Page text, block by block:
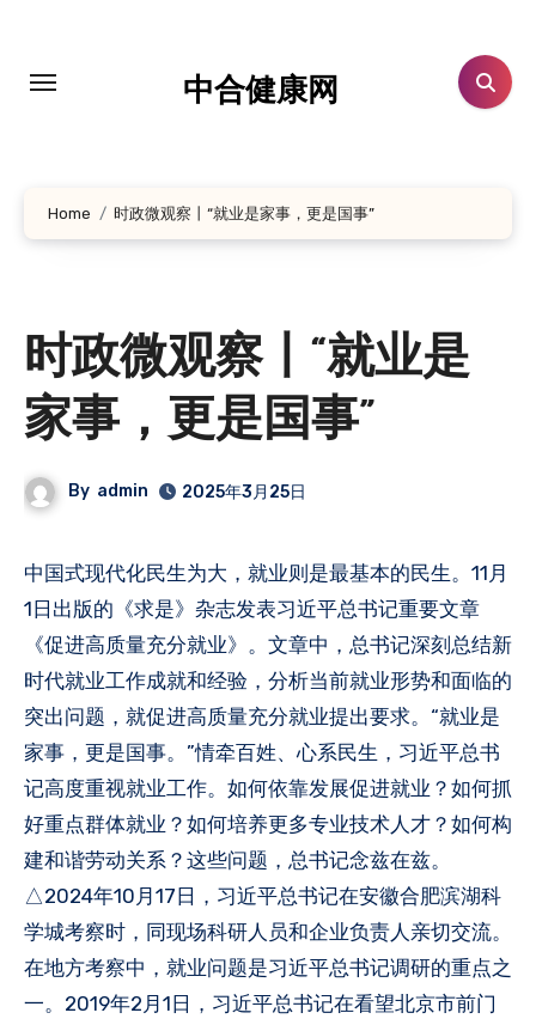
中合健康网
Home 时政微观察丨“就业是家事，更是国事”
时政微观察丨“就业是
家事，更是国事”
By admin 2025年3月25日
中国式现代化民生为大，就业则是最基本的民生。11月
1日出版的《求是》杂志发表习近平总书记重要文章
《促进高质量充分就业》。文章中，总书记深刻总结新
时代就业工作成就和经验，分析当前就业形势和面临的
突出问题，就促进高质量充分就业提出要求。“就业是
家事，更是国事。”情牵百姓、心系民生，习近平总书
记高度重视就业工作。如何依靠发展促进就业？如何抓
好重点群体就业？如何培养更多专业技术人才？如何构
建和谐劳动关系？这些问题，总书记念兹在兹。
△2024年10月17日，习近平总书记在安徽合肥滨湖科
学城考察时，同现场科研人员和企业负责人亲切交流。
在地方考察中，就业问题是习近平总书记调研的重点之
一。2019年2月1日，习近平总书记在看望北京市前门